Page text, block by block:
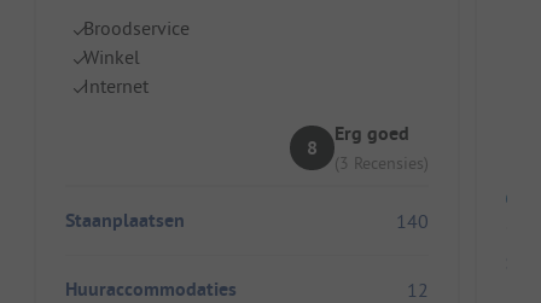
Broodservice
Winkel
Internet
8
Erg goed
(3 Recensies)
Staanplaatsen 140
Huuraccommodaties 12